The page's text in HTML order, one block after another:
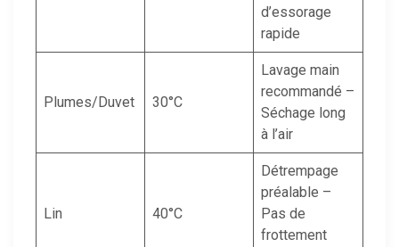
d’essorage
rapide
Plumes/Duvet 30°C
Lavage main
recommandé –
Séchage long
à l’air
Lin 40°C
Détrempage
préalable –
Pas de
frottement